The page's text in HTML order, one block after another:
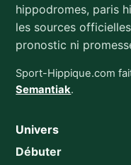
hippodromes, paris
les sources
pronostic ni
Sport-Hippique.com
Semantiak.
Univers
Débuter